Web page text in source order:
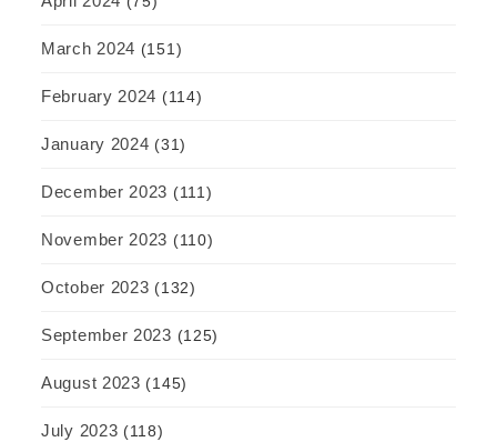
March 2024 (151)
February 2024 (114)
January 2024 (31)
December 2023 (111)
November 2023 (110)
October 2023 (132)
September 2023 (125)
August 2023 (145)
July 2023 (118)